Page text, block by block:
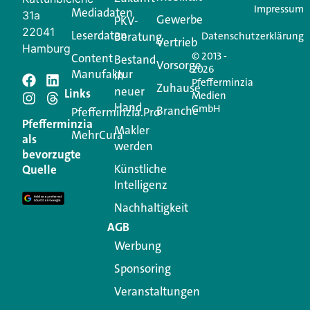
Schreiben Sie einen
Kommentar
Ihre E-Mail-Adresse wird nicht veröffentlicht.
Erforderliche Felder sind mit
Kommentar
31a
22041
Hamburg
Pfefferminzia
als
bevorzugte
Quelle
Mediadaten
Leserdaten
Content
Manufaktur
Links
Pfefferminzia.Pro
MehrCura
PKV-
Beratung
Bestand
in
neuer
Hand
Makler
werden
Künstliche
Intelligenz
Nachhaltigkeit
AGB
Werbung
Sponsoring
Veranstaltungen
Gewerbe
Vertrieb
Vorsorge
Zuhause
Branche
© 2013 -
2026
Pfefferminzia
Medien
GmbH
Impressum
Datenschutzerklärung